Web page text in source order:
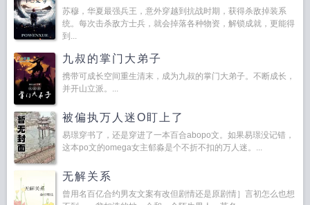
苏穆，华夏最强兵王，意外穿越到抗战时期，获得杀敌掉装系
统。每次击杀敌方士兵，就会掉落各种物资，解锁成就，更能得
到...
九叔的掌门大弟子
携带可成长空间重生清末，成为九叔的掌门大弟子。不断成长，
并开山立派。...
被偏执万人迷O盯上了
易璟穿书了，还是穿进了一本百合abopo文。如果易璟没记错，
这本po文的omega女主郁淼是个不折不扣的万人迷。...
无解关系
曾用名百亿合约男友文案有改但剧情还是原剧情］言初怎么也想